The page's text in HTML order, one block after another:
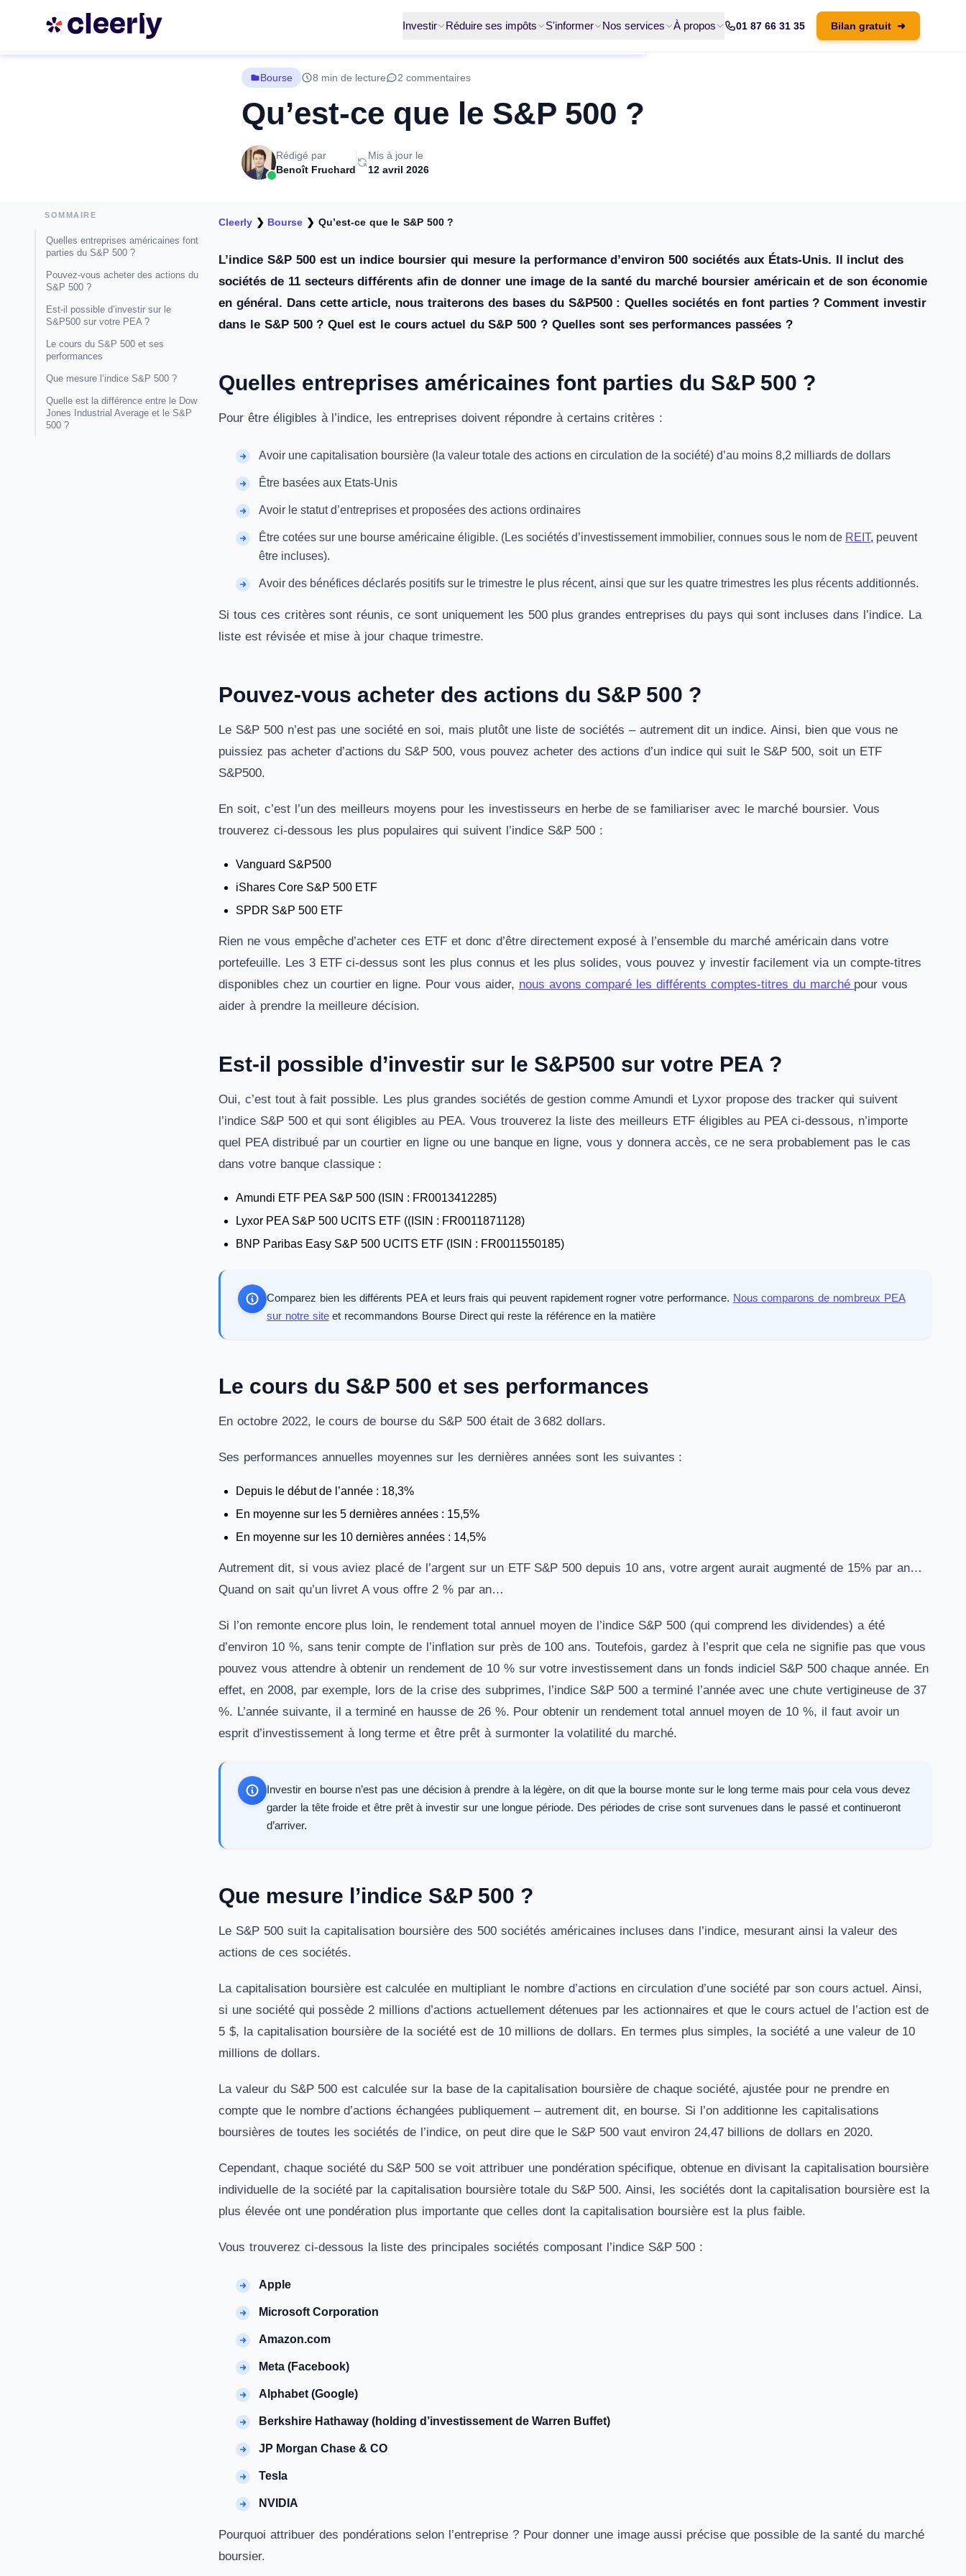
Investir Réduire ses impôts S'informer Nos services À propos 01 87 66 31 35 Bilan gratuit ➜
Bourse 8 min de lecture 2 commentaires
Qu’est-ce que le S&P 500 ?
Rédigé par
Benoît Fruchard
Mis à jour le
12 avril 2026
SOMMAIRE
Quelles entreprises américaines font
parties du S&P 500 ?
Pouvez-vous acheter des actions du
S&P 500 ?
Est-il possible d’investir sur le
S&P500 sur votre PEA ?
Le cours du S&P 500 et ses
performances
Que mesure l’indice S&P 500 ?
Quelle est la différence entre le Dow
Jones Industrial Average et le S&P
500 ?
Cleerly ❯ Bourse ❯ Qu’est-ce que le S&P 500 ?
L’indice S&P 500 est un indice boursier qui mesure la performance d’environ 500 sociétés aux États-Unis. Il inclut des
sociétés de 11 secteurs différents afin de donner une image de la santé du marché boursier américain et de son économie
en général. Dans cette article, nous traiterons des bases du S&P500 : Quelles sociétés en font parties ? Comment investir
dans le S&P 500 ? Quel est le cours actuel du S&P 500 ? Quelles sont ses performances passées ?
Quelles entreprises américaines font parties du S&P 500 ?
Pour être éligibles à l’indice, les entreprises doivent répondre à certains critères :
Avoir une capitalisation boursière (la valeur totale des actions en circulation de la société) d’au moins 8,2 milliards de dollars
Être basées aux Etats-Unis
Avoir le statut d’entreprises et proposées des actions ordinaires
Être cotées sur une bourse américaine éligible. (Les sociétés d’investissement immobilier, connues sous le nom de REIT, peuvent
être incluses).
Avoir des bénéfices déclarés positifs sur le trimestre le plus récent, ainsi que sur les quatre trimestres les plus récents additionnés.
Si tous ces critères sont réunis, ce sont uniquement les 500 plus grandes entreprises du pays qui sont incluses dans l’indice. La
liste est révisée et mise à jour chaque trimestre.
Pouvez-vous acheter des actions du S&P 500 ?
Le S&P 500 n’est pas une société en soi, mais plutôt une liste de sociétés – autrement dit un indice. Ainsi, bien que vous ne
puissiez pas acheter d’actions du S&P 500, vous pouvez acheter des actions d’un indice qui suit le S&P 500, soit un ETF
S&P500.
En soit, c’est l’un des meilleurs moyens pour les investisseurs en herbe de se familiariser avec le marché boursier. Vous
trouverez ci-dessous les plus populaires qui suivent l’indice S&P 500 :
Vanguard S&P500
iShares Core S&P 500 ETF
SPDR S&P 500 ETF
Rien ne vous empêche d’acheter ces ETF et donc d’être directement exposé à l’ensemble du marché américain dans votre
portefeuille. Les 3 ETF ci-dessus sont les plus connus et les plus solides, vous pouvez y investir facilement via un compte-titres
disponibles chez un courtier en ligne. Pour vous aider, nous avons comparé les différents comptes-titres du marché pour vous
aider à prendre la meilleure décision.
Est-il possible d’investir sur le S&P500 sur votre PEA ?
Oui, c’est tout à fait possible. Les plus grandes sociétés de gestion comme Amundi et Lyxor propose des tracker qui suivent
l’indice S&P 500 et qui sont éligibles au PEA. Vous trouverez la liste des meilleurs ETF éligibles au PEA ci-dessous, n’importe
quel PEA distribué par un courtier en ligne ou une banque en ligne, vous y donnera accès, ce ne sera probablement pas le cas
dans votre banque classique :
Amundi ETF PEA S&P 500 (ISIN : FR0013412285)
Lyxor PEA S&P 500 UCITS ETF ((ISIN : FR0011871128)
BNP Paribas Easy S&P 500 UCITS ETF (ISIN : FR0011550185)
Comparez bien les différents PEA et leurs frais qui peuvent rapidement rogner votre performance. Nous comparons de nombreux PEA
sur notre siteet recommandons Bourse Direct qui reste la référence en la matière
Le cours du S&P 500 et ses performances
En octobre 2022, le cours de bourse du S&P 500 était de 3 682 dollars.
Ses performances annuelles moyennes sur les dernières années sont les suivantes :
Depuis le début de l’année : 18,3%
En moyenne sur les 5 dernières années : 15,5%
En moyenne sur les 10 dernières années : 14,5%
Autrement dit, si vous aviez placé de l’argent sur un ETF S&P 500 depuis 10 ans, votre argent aurait augmenté de 15% par an…
Quand on sait qu’un livret A vous offre 2 % par an…
Si l’on remonte encore plus loin, le rendement total annuel moyen de l’indice S&P 500 (qui comprend les dividendes) a été
d’environ 10 %, sans tenir compte de l’inflation sur près de 100 ans. Toutefois, gardez à l’esprit que cela ne signifie pas que vous
pouvez vous attendre à obtenir un rendement de 10 % sur votre investissement dans un fonds indiciel S&P 500 chaque année. En
effet, en 2008, par exemple, lors de la crise des subprimes, l’indice S&P 500 a terminé l’année avec une chute vertigineuse de 37
%. L’année suivante, il a terminé en hausse de 26 %. Pour obtenir un rendement total annuel moyen de 10 %, il faut avoir un
esprit d’investissement à long terme et être prêt à surmonter la volatilité du marché.
Investir en bourse n’est pas une décision à prendre à la légère, on dit que la bourse monte sur le long terme mais pour cela vous devez
garder la tête froide et être prêt à investir sur une longue période. Des périodes de crise sont survenues dans le passé et continueront
d’arriver.
Que mesure l’indice S&P 500 ?
Le S&P 500 suit la capitalisation boursière des 500 sociétés américaines incluses dans l’indice, mesurant ainsi la valeur des
actions de ces sociétés.
La capitalisation boursière est calculée en multipliant le nombre d’actions en circulation d’une société par son cours actuel. Ainsi,
si une société qui possède 2 millions d’actions actuellement détenues par les actionnaires et que le cours actuel de l’action est de
5 $, la capitalisation boursière de la société est de 10 millions de dollars. En termes plus simples, la société a une valeur de 10
millions de dollars.
La valeur du S&P 500 est calculée sur la base de la capitalisation boursière de chaque société, ajustée pour ne prendre en
compte que le nombre d’actions échangées publiquement – autrement dit, en bourse. Si l’on additionne les capitalisations
boursières de toutes les sociétés de l’indice, on peut dire que le S&P 500 vaut environ 24,47 billions de dollars en 2020.
Cependant, chaque société du S&P 500 se voit attribuer une pondération spécifique, obtenue en divisant la capitalisation boursière
individuelle de la société par la capitalisation boursière totale du S&P 500. Ainsi, les sociétés dont la capitalisation boursière est la
plus élevée ont une pondération plus importante que celles dont la capitalisation boursière est la plus faible.
Vous trouverez ci-dessous la liste des principales sociétés composant l’indice S&P 500 :
Apple
Microsoft Corporation
Amazon.com
Meta (Facebook)
Alphabet (Google)
Berkshire Hathaway (holding d’investissement de Warren Buffet)
JP Morgan Chase & CO
Tesla
NVIDIA
Pourquoi attribuer des pondérations selon l’entreprise ? Pour donner une image aussi précise que possible de la santé du marché
boursier.